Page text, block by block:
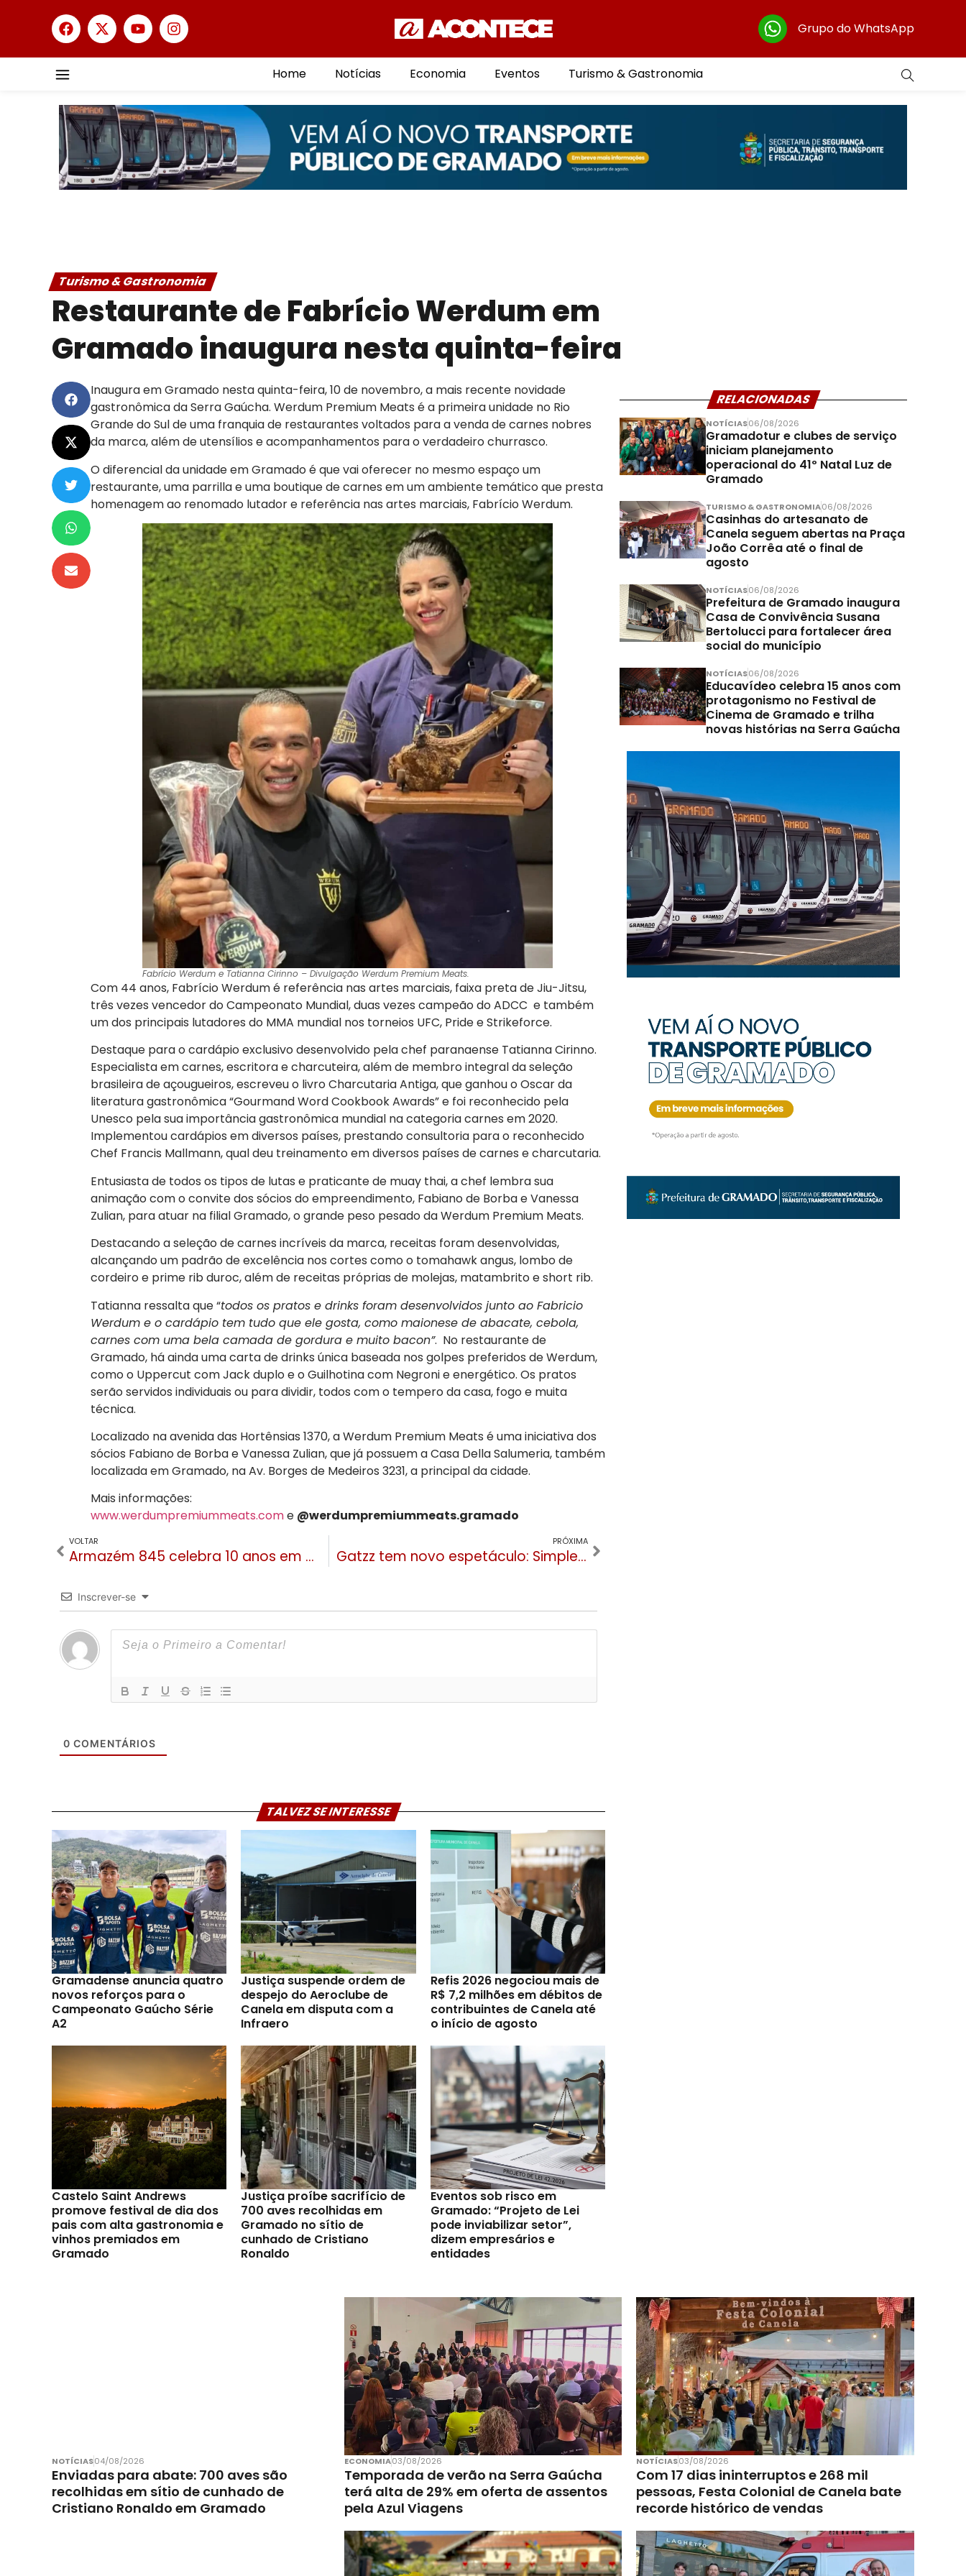
Grupo do WhatsApp
Home Notícias Economia Eventos Turismo & Gastronomia
Turismo & Gastronomia
Restaurante de Fabrício Werdum em
Gramado inaugura nesta quinta-feira
Inaugura em Gramado nesta quinta-feira, 10 de novembro, a mais recente novidade
gastronômica da Serra Gaúcha. Werdum Premium Meats é a primeira unidade no Rio
Grande do Sul de uma franquia de restaurantes voltados para a venda de carnes nobres
da marca, além de utensílios e acompanhamentos para o verdadeiro churrasco.
O diferencial da unidade em Gramado é que vai oferecer no mesmo espaço um
restaurante, uma parrilla e uma boutique de carnes em um ambiente temático que presta
homenagem ao renomado lutador e referência nas artes marciais, Fabrício Werdum.
Fabrício Werdum e Tatianna Cirinno – Divulgação Werdum Premium Meats.
Com 44 anos, Fabrício Werdum é referência nas artes marciais, faixa preta de Jiu-Jitsu,
três vezes vencedor do Campeonato Mundial, duas vezes campeão do ADCC e também
um dos principais lutadores do MMA mundial nos torneios UFC, Pride e Strikeforce.
Destaque para o cardápio exclusivo desenvolvido pela chef paranaense Tatianna Cirinno.
Especialista em carnes, escritora e charcuteira, além de membro integral da seleção
brasileira de açougueiros, escreveu o livro Charcutaria Antiga, que ganhou o Oscar da
literatura gastronômica “Gourmand Word Cookbook Awards” e foi reconhecido pela
Unesco pela sua importância gastronômica mundial na categoria carnes em 2020.
Implementou cardápios em diversos países, prestando consultoria para o reconhecido
Chef Francis Mallmann, qual deu treinamento em diversos países de carnes e charcutaria.
Entusiasta de todos os tipos de lutas e praticante de muay thai, a chef lembra sua
animação com o convite dos sócios do empreendimento, Fabiano de Borba e Vanessa
Zulian, para atuar na filial Gramado, o grande peso pesado da Werdum Premium Meats.
Destacando a seleção de carnes incríveis da marca, receitas foram desenvolvidas,
alcançando um padrão de excelência nos cortes como o tomahawk angus, lombo de
cordeiro e prime rib duroc, além de receitas próprias de molejas, matambrito e short rib.
Tatianna ressalta que “todos os pratos e drinks foram desenvolvidos junto ao Fabricio
Werdum e o cardápio tem tudo que ele gosta, como maionese de abacate, cebola,
carnes com uma bela camada de gordura e muito bacon”. No restaurante de
Gramado, há ainda uma carta de drinks única baseada nos golpes preferidos de Werdum,
como o Uppercut com Jack duplo e o Guilhotina com Negroni e energético. Os pratos
serão servidos individuais ou para dividir, todos com o tempero da casa, fogo e muita
técnica.
Localizado na avenida das Hortênsias 1370, a Werdum Premium Meats é uma iniciativa dos
sócios Fabiano de Borba e Vanessa Zulian, que já possuem a Casa Della Salumeria, também
localizada em Gramado, na Av. Borges de Medeiros 3231, a principal da cidade.
Mais informações:
www.werdumpremiummeats.come @werdumpremiummeats.gramado
VOLTAR
Armazém 845 celebra 10 anos em Gramado
PRÓXIMA
Gatzz tem novo espetáculo: Simplesmente Natal
Inscrever-se
0 COMENTÁRIOS
TALVEZ SE INTERESSE
Gramadense anuncia quatro
novos reforços para o
Campeonato Gaúcho Série
A2
Justiça suspende ordem de
despejo do Aeroclube de
Canela em disputa com a
Infraero
Refis 2026 negociou mais de
R$ 7,2 milhões em débitos de
contribuintes de Canela até
o início de agosto
Castelo Saint Andrews
promove festival de dia dos
pais com alta gastronomia e
vinhos premiados em
Gramado
Justiça proíbe sacrifício de
700 aves recolhidas em
Gramado no sítio de
cunhado de Cristiano
Ronaldo
Eventos sob risco em
Gramado: “Projeto de Lei
pode inviabilizar setor”,
dizem empresários e
entidades
RELACIONADAS
NOTÍCIAS06/08/2026
Gramadotur e clubes de serviço
iniciam planejamento
operacional do 41º Natal Luz de
Gramado
TURISMO & GASTRONOMIA06/08/2026
Casinhas do artesanato de
Canela seguem abertas na Praça
João Corrêa até o final de
agosto
NOTÍCIAS06/08/2026
Prefeitura de Gramado inaugura
Casa de Convivência Susana
Bertolucci para fortalecer área
social do município
NOTÍCIAS06/08/2026
Educavídeo celebra 15 anos com
protagonismo no Festival de
Cinema de Gramado e trilha
novas histórias na Serra Gaúcha
NOTÍCIAS04/08/2026
Enviadas para abate: 700 aves são
recolhidas em sítio de cunhado de
Cristiano Ronaldo em Gramado
ECONOMIA03/08/2026
Temporada de verão na Serra Gaúcha
terá alta de 29% em oferta de assentos
pela Azul Viagens
NOTÍCIAS03/08/2026
Com 17 dias ininterruptos e 268 mil
pessoas, Festa Colonial de Canela bate
recorde histórico de vendas